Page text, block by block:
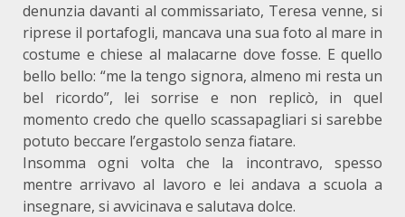
denunzia davanti al commissariato, Teresa venne, si
riprese il portafogli, mancava una sua foto al mare in
costume e chiese al malacarne dove fosse. E quello
bello bello: “me la tengo signora, almeno mi resta un
bel ricordo”, lei sorrise e non replicò, in quel
momento credo che quello scassapagliari si sarebbe
potuto beccare l’ergastolo senza fiatare.
Insomma ogni volta che la incontravo, spesso
mentre arrivavo al lavoro e lei andava a scuola a
insegnare, si avvicinava e salutava dolce.